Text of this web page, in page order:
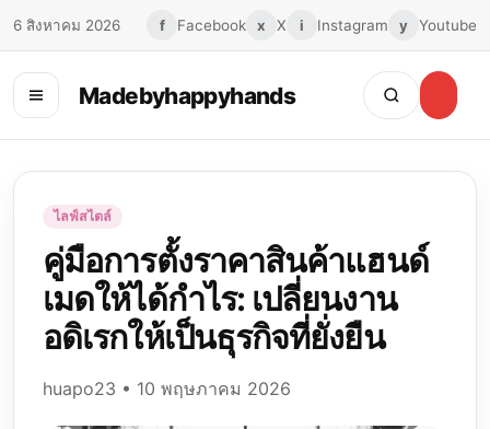
6 สิงหาคม 2026 f Facebook x X i Instagram y Youtube
Toggle
menu
Madebyhappyhands
ไลฟ์สไตล์
คู่มือการตั้งราคาสินค้าแฮนด์
เมดให้ได้กำไร: เปลี่ยนงาน
อดิเรกให้เป็นธุรกิจที่ยั่งยืน
huapo23 • 10 พฤษภาคม 2026